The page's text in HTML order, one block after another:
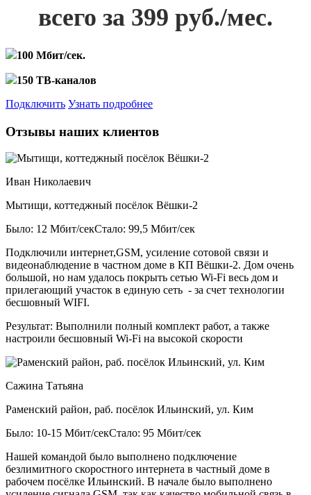
всего за 399 руб./мес.
100 Мбит/сек.
150 ТВ-каналов
Подключить Узнать подробнее
Отзывы наших клиентов
Иван Николаевич
Мытищи, коттеджный посёлок Вёшки-2
Было: 12 Мбит/секСтало: 99,5 Мбит/сек
Подключили интернет,GSM, усиление сотовой связи и
видеонаблюдение в частном доме в КП Вёшки-2. Дом очень
большой, но нам удалось покрыть сетью Wi-Fi весь дом и
прилегающий участок в единую сеть - за счет технологии
бесшовный WIFI.
Результат: Выполнили полный комплект работ, а также
настроили бесшовный Wi-Fi на высокой скорости
Сажина Татьяна
Раменский район, раб. посёлок Ильинский, ул. Ким
Было: 10-15 Мбит/секСтало: 95 Мбит/сек
Нашей командой было выполнено подключение
безлимитного скоростного интернета в частный доме в
рабочем посёлке Ильинский. В начале было выполнено